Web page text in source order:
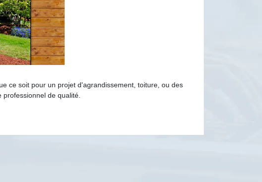
ce soit pour un projet d'agrandissement, toiture, ou des
de qualité.